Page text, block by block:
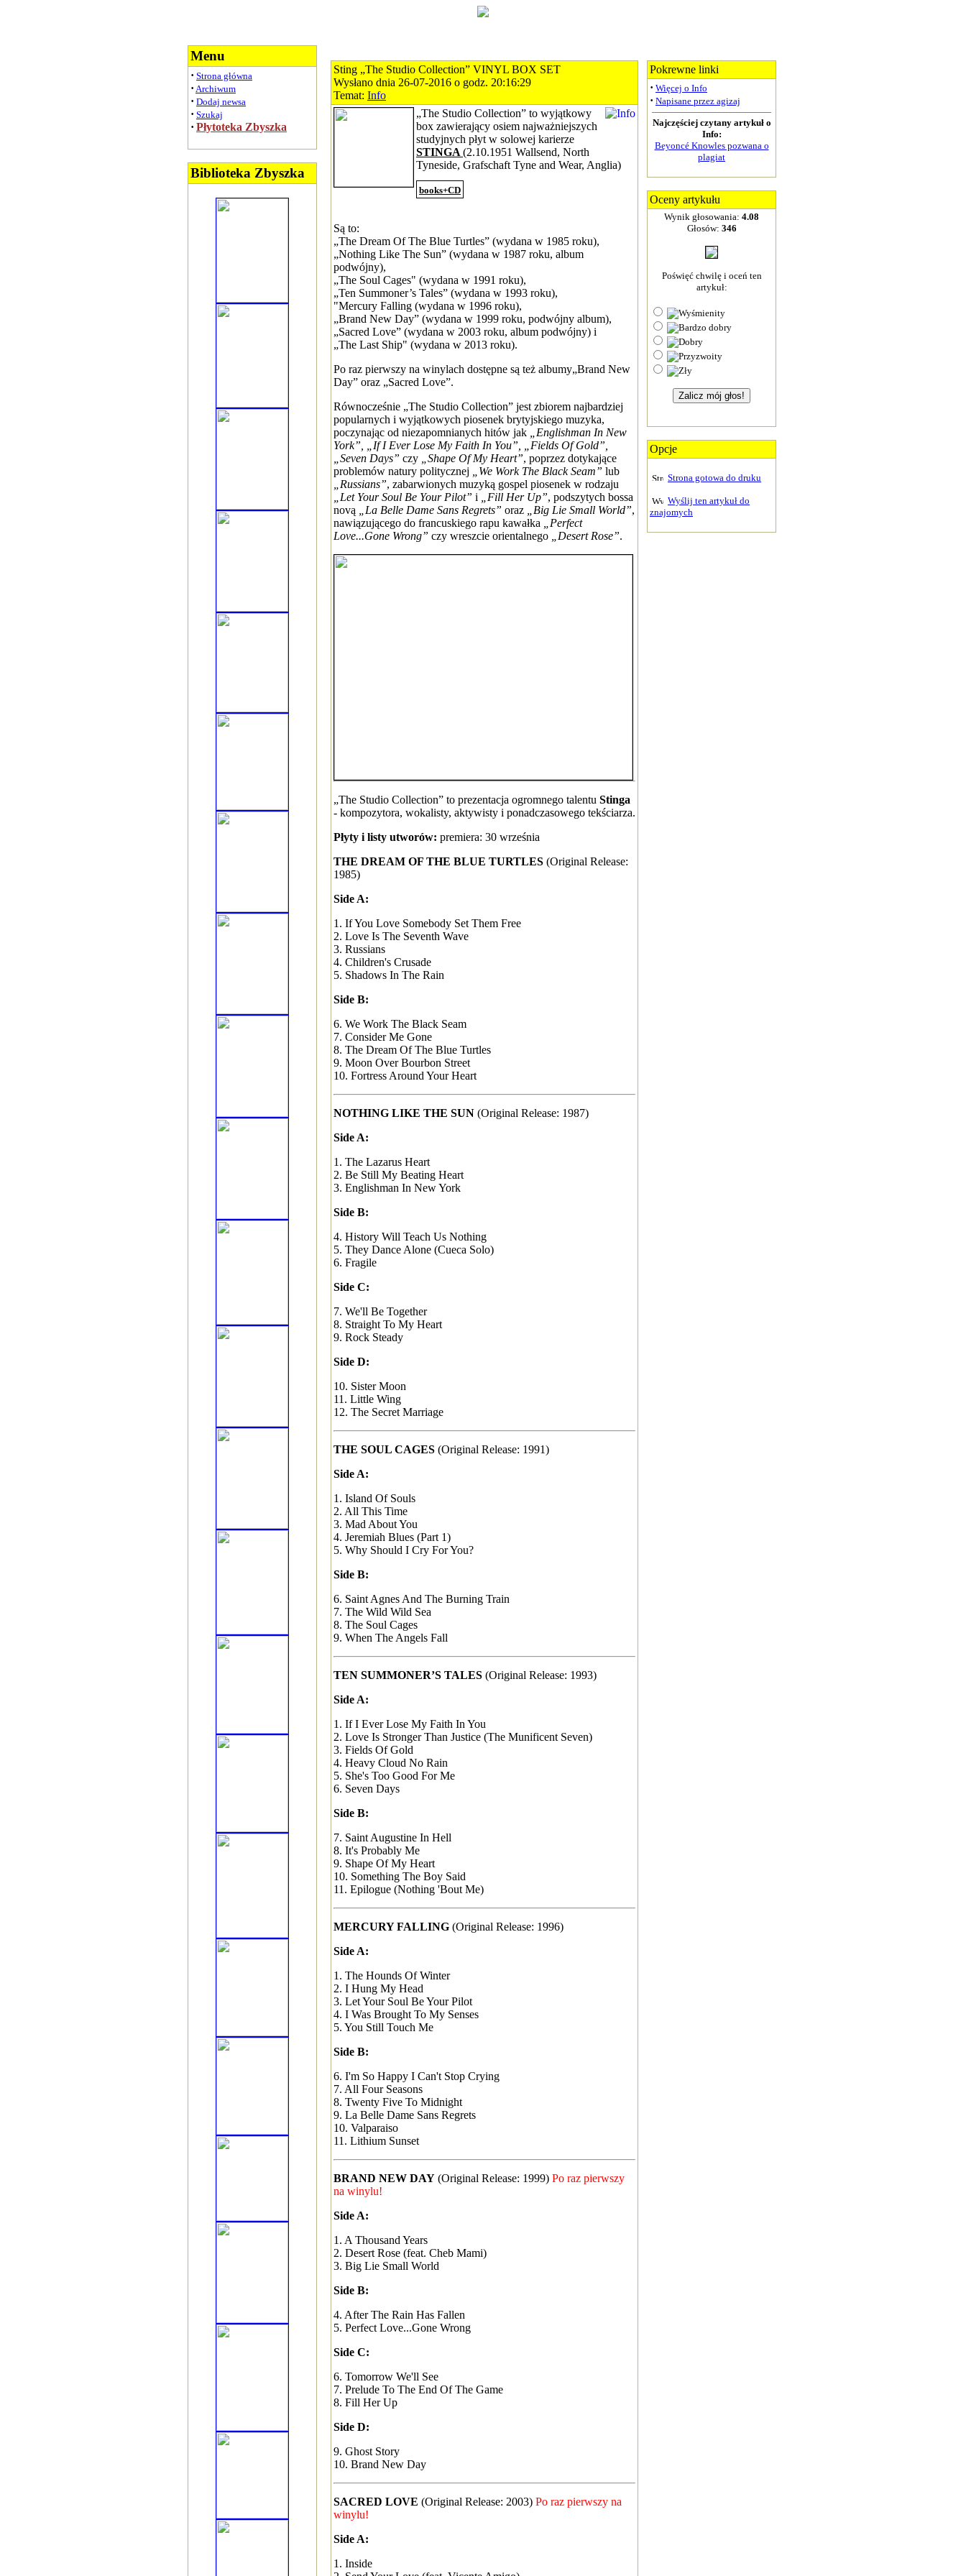
Menu
· Strona główna
· Archiwum
· Dodaj newsa
· Szukaj
· Płytoteka Zbyszka
Biblioteka Zbyszka
Sting „The Studio Collection” VINYL BOX SET
Wysłano dnia 26-07-2016 o godz. 20:16:29
Temat: Info
„The Studio Collection” to wyjątkowy
box zawierający osiem najważniejszych
studyjnych płyt w solowej karierze
STINGA (2.10.1951 Wallsend, North
Tyneside, Grafschaft Tyne and Wear, Anglia)
books+CD
Są to:
„The Dream Of The Blue Turtles” (wydana w 1985 roku),
„Nothing Like The Sun” (wydana w 1987 roku, album
podwójny),
„The Soul Cages" (wydana w 1991 roku),
„Ten Summoner’s Tales” (wydana w 1993 roku),
"Mercury Falling (wydana w 1996 roku),
„Brand New Day” (wydana w 1999 roku, podwójny album),
„Sacred Love” (wydana w 2003 roku, album podwójny) i
„The Last Ship" (wydana w 2013 roku).
Po raz pierwszy na winylach dostępne są też albumy„Brand New
Day” oraz „Sacred Love”.
Równocześnie „The Studio Collection” jest zbiorem najbardziej
popularnych i wyjątkowych piosenek brytyjskiego muzyka,
poczynając od niezapomnianych hitów jak
„Englishman In New
York”, „If I Ever Lose My Faith In You”, „Fields Of Gold”,
„Seven Days” czy „Shape Of My Heart”, poprzez dotykające
problemów natury politycznej
„We Work The Black Seam” lub
„Russians”, zabarwionych muzyką gospel piosenek w rodzaju
„Let Your Soul Be Your Pilot” i „Fill Her Up”, podszytych bossa
novą
„La Belle Dame Sans Regrets” oraz „Big Lie Small World”,
nawiązującego do francuskiego rapu kawałka
„Perfect
Love...Gone Wrong” czy wreszcie orientalnego „Desert Rose”.
„The Studio Collection” to prezentacja ogromnego talentu Stinga
- kompozytora, wokalisty, aktywisty i ponadczasowego tekściarza.
Płyty i listy utworów: premiera: 30 września
THE DREAM OF THE BLUE TURTLES (Original Release:
1985)
Side A:
1. If You Love Somebody Set Them Free
2. Love Is The Seventh Wave
3. Russians
4. Children's Crusade
5. Shadows In The Rain
Side B:
6. We Work The Black Seam
7. Consider Me Gone
8. The Dream Of The Blue Turtles
9. Moon Over Bourbon Street
10. Fortress Around Your Heart
NOTHING LIKE THE SUN (Original Release: 1987)
Side A:
1. The Lazarus Heart
2. Be Still My Beating Heart
3. Englishman In New York
Side B:
4. History Will Teach Us Nothing
5. They Dance Alone (Cueca Solo)
6. Fragile
Side C:
7. We'll Be Together
8. Straight To My Heart
9. Rock Steady
Side D:
10. Sister Moon
11. Little Wing
12. The Secret Marriage
THE SOUL CAGES (Original Release: 1991)
Side A:
1. Island Of Souls
2. All This Time
3. Mad About You
4. Jeremiah Blues (Part 1)
5. Why Should I Cry For You?
Side B:
6. Saint Agnes And The Burning Train
7. The Wild Wild Sea
8. The Soul Cages
9. When The Angels Fall
TEN SUMMONER’S TALES (Original Release: 1993)
Side A:
1. If I Ever Lose My Faith In You
2. Love Is Stronger Than Justice (The Munificent Seven)
3. Fields Of Gold
4. Heavy Cloud No Rain
5. She's Too Good For Me
6. Seven Days
Side B:
7. Saint Augustine In Hell
8. It's Probably Me
9. Shape Of My Heart
10. Something The Boy Said
11. Epilogue (Nothing 'Bout Me)
MERCURY FALLING (Original Release: 1996)
Side A:
1. The Hounds Of Winter
2. I Hung My Head
3. Let Your Soul Be Your Pilot
4. I Was Brought To My Senses
5. You Still Touch Me
Side B:
6. I'm So Happy I Can't Stop Crying
7. All Four Seasons
8. Twenty Five To Midnight
9. La Belle Dame Sans Regrets
10. Valparaiso
11. Lithium Sunset
BRAND NEW DAY (Original Release: 1999) Po raz pierwszy
na winylu!
Side A:
1. A Thousand Years
2. Desert Rose (feat. Cheb Mami)
3. Big Lie Small World
Side B:
4. After The Rain Has Fallen
5. Perfect Love...Gone Wrong
Side C:
6. Tomorrow We'll See
7. Prelude To The End Of The Game
8. Fill Her Up
Side D:
9. Ghost Story
10. Brand New Day
SACRED LOVE (Original Release: 2003) Po raz pierwszy na
winylu!
Side A:
1. Inside
Pokrewne linki
· Więcej o Info
· Napisane przez agizaj
Najczęściej czytany artykuł o
Info:
Beyoncé Knowles pozwana o
plagiat
Oceny artykułu
Wynik głosowania: 4.08
Głosów: 346
Poświęć chwilę i oceń ten
artykuł:
Opcje
Strona gotowa do druku
Wyślij ten artykuł do
znajomych